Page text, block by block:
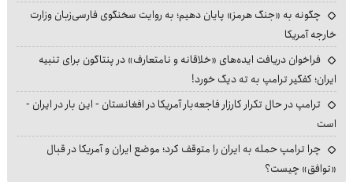
چگونه به «جنگ هرمز» پایان دهیم؛ به روایت سخنگوی فارسی‌زبان وزارت
خارجه آمریکا
فراخوان دریافت ایده‌های «خلاقانه و نامتعارف» در پنتاگون برای تنبیه
ایران؛ کفگیر ترامپ به ته دیگ خورد!
ترامپ در حال تکرار کارزار فاجعه‌بار آمریکا در افغانستان - این بار در ایران -
است
چرا ترامپ حمله به ایران را متوقف کرد؛ موضع ایران و آمریکا در قبال
«توافق» چیست؟